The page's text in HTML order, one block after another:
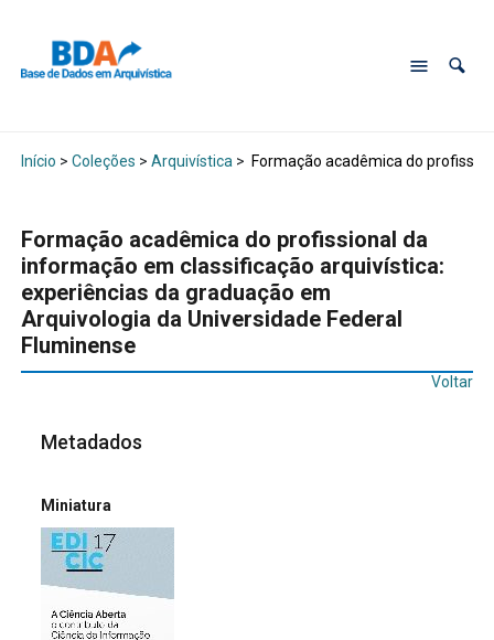
Início > Coleções > Arquivística > Formação acadêmica do
Formação acadêmica do profissional da
informação em classificação arquivística:
experiências da graduação em
Arquivologia da Universidade Federal
Fluminense
Voltar
Metadados
Miniatura